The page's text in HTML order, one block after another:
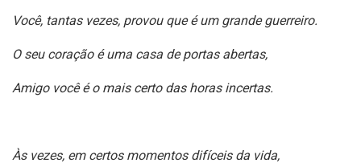
Você, tantas vezes, provou que é um grande guerreiro.
O seu coração é uma casa de portas abertas,
Amigo você é o mais certo das horas incertas.
Às vezes, em certos momentos difíceis da vida,